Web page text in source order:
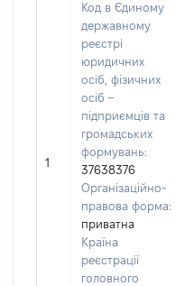
1
Код в Єдиному
державному
реєстрі
юридичних
осіб, фізичних
осіб –
підприємців та
громадських
формувань:
37638376
Організаційно-
правова форма:
приватна
Країна
реєстрації
головного